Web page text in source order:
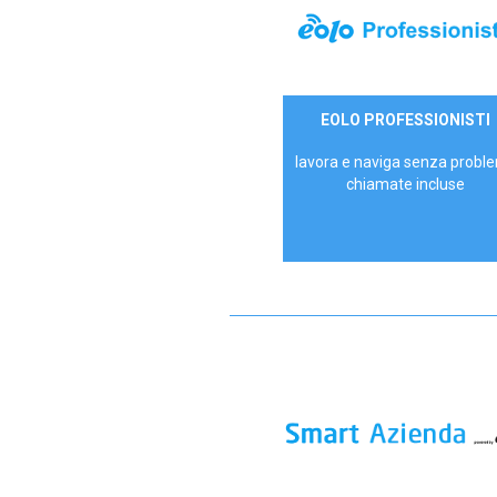
35,00 €/mese
EOLO PROFESSIONISTI
lavora e naviga senza
chiamate incluse